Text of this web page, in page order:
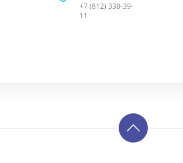
+7 (812) 338-39-
11